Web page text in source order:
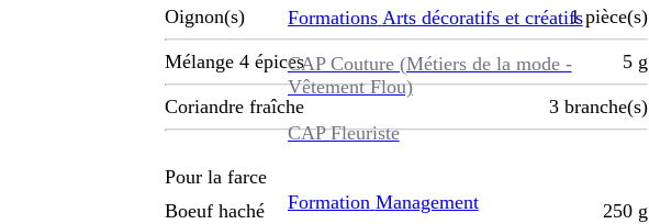
Formations Arts décoratifs et créatifs
CAP Couture (Métiers de la mode -
Vêtement Flou)
CAP Fleuriste
Formation Management
Oignon(s) 1 pièce(s)
Mélange 4 épices 5 g
Coriandre fraîche 3 branche(s)
Pour la farce
Boeuf haché
250 g